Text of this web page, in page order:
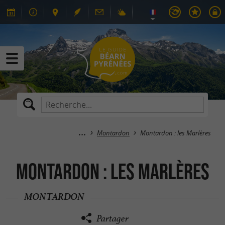
Montardon Montardon : les Marlères
Montardon : les Marlères
MONTARDON
Partager